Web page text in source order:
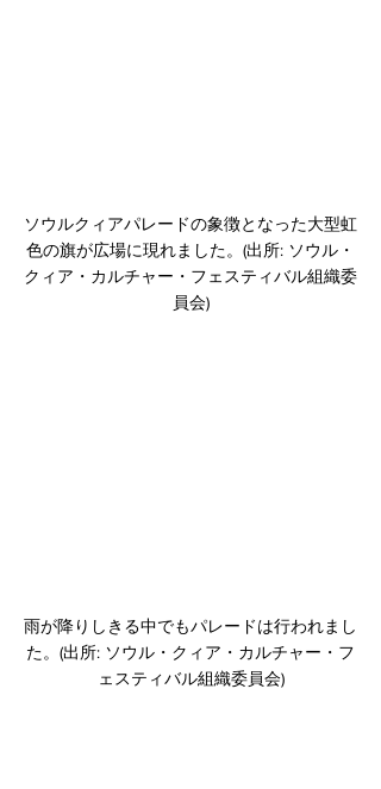
﻿ソウルクィアパレードの象徴となった大型虹
色の旗が広場に現れました。(出所: ソウル・
クィア・カルチャー・フェスティバル組織委
員会)
﻿雨が降りしきる中でもパレードは行われまし
た。(出所: ソウル・クィア・カルチャー・フ
ェスティバル組織委員会)